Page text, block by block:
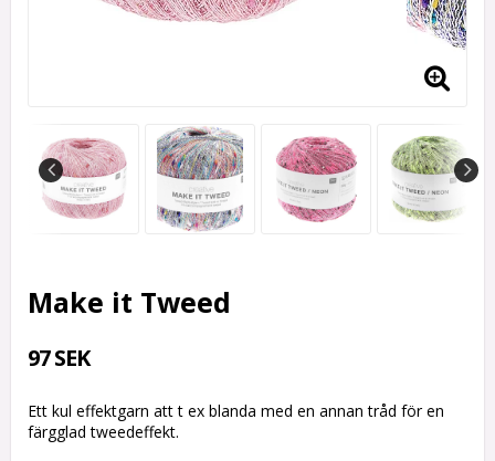
Make it Tweed
97 SEK
Ett kul effektgarn att t ex blanda med en annan tråd för en
färgglad tweedeffekt.